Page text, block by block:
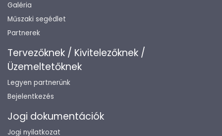
Galéria
Műszaki segédlet
Partnerek
Tervezőknek / Kivitelezőknek /
Üzemeltetőknek
Legyen partnerünk
Bejelentkezés
Jogi dokumentációk
Jogi nyilatkozat